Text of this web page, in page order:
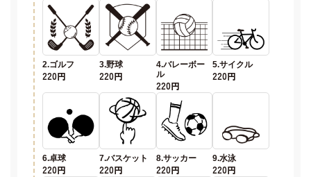
2.ゴルフ
220円
3.野球
220円
4.バレーボー
ル
220円
5.サイクル
220円
6.卓球
220円
7.バスケット
220円
8.サッカー
220円
9.水泳
220円